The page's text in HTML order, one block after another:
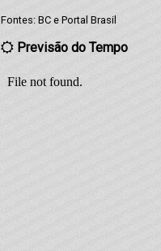
Fontes: BC e Portal Brasil
Previsão do Tempo